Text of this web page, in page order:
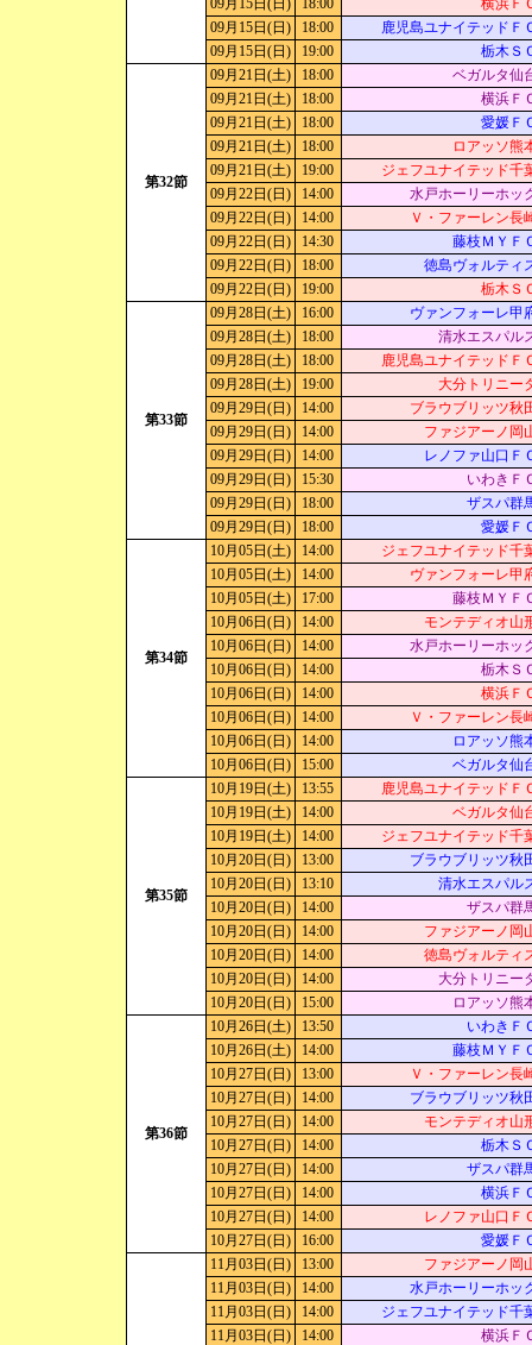
09月15日(日) 18:00
横浜Ｆ
09月15日(日)
18:00
鹿児島ユナイテッドＦ
09月15日(日)
19:00 栃木Ｓ
第32節
09月21日(土) 18:00
ベガルタ仙
09月21日(土)
18:00
横浜Ｆ
09月21日(土)
18:00
愛媛Ｆ
09月21日(土)
18:00
ロアッソ熊
09月21日(土)
19:00
ジェフユナイテッド千
09月22日(日)
14:00
水戸ホーリーホッ
09月22日(日)
14:00
Ｖ・ファーレン長
09月22日(日)
14:30
藤枝ＭＹＦ
09月22日(日)
18:00
徳島ヴォルティ
09月22日(日)
19:00 栃木Ｓ
第33節
09月28日(土) 16:00
ヴァンフォーレ甲
09月28日(土)
18:00
清水エスパル
09月28日(土)
18:00
鹿児島ユナイテッドＦ
09月28日(土)
19:00
大分トリニー
09月29日(日)
14:00
ブラウブリッツ秋
09月29日(日)
14:00
ファジアーノ岡
09月29日(日)
14:00
レノファ山口Ｆ
09月29日(日)
15:30
いわきＦ
09月29日(日)
18:00
ザスパ群
09月29日(日)
18:00 愛媛Ｆ
第34節
10月05日(土) 14:00
ジェフユナイテッド千
10月05日(土)
14:00
ヴァンフォーレ甲
10月05日(土)
17:00
藤枝ＭＹＦ
10月06日(日)
14:00
モンテディオ山
10月06日(日)
14:00
水戸ホーリーホッ
10月06日(日)
14:00
栃木Ｓ
10月06日(日)
14:00
横浜Ｆ
10月06日(日)
14:00
Ｖ・ファーレン長
10月06日(日)
14:00
ロアッソ熊
10月06日(日)
15:00 ベガルタ仙
第35節
10月19日(土) 13:55
鹿児島ユナイテッドＦ
10月19日(土)
14:00
ベガルタ仙
10月19日(土)
14:00
ジェフユナイテッド千
10月20日(日)
13:00
ブラウブリッツ秋
10月20日(日)
13:10
清水エスパル
10月20日(日)
14:00
ザスパ群
10月20日(日)
14:00
ファジアーノ岡
10月20日(日)
14:00
徳島ヴォルティ
10月20日(日)
14:00
大分トリニー
10月20日(日)
15:00 ロアッソ熊
第36節
10月26日(土) 13:50
いわきＦ
10月26日(土)
14:00
藤枝ＭＹＦ
10月27日(日)
13:00
Ｖ・ファーレン長
10月27日(日)
14:00
ブラウブリッツ秋
10月27日(日)
14:00
モンテディオ山
10月27日(日)
14:00
栃木Ｓ
10月27日(日)
14:00
ザスパ群
10月27日(日)
14:00
横浜Ｆ
10月27日(日)
14:00
レノファ山口Ｆ
10月27日(日)
16:00 愛媛Ｆ
11月03日(日) 13:00
ファジアーノ岡
11月03日(日)
14:00
水戸ホーリーホッ
11月03日(日)
14:00
ジェフユナイテッド千
11月03日(日)
14:00
横浜Ｆ